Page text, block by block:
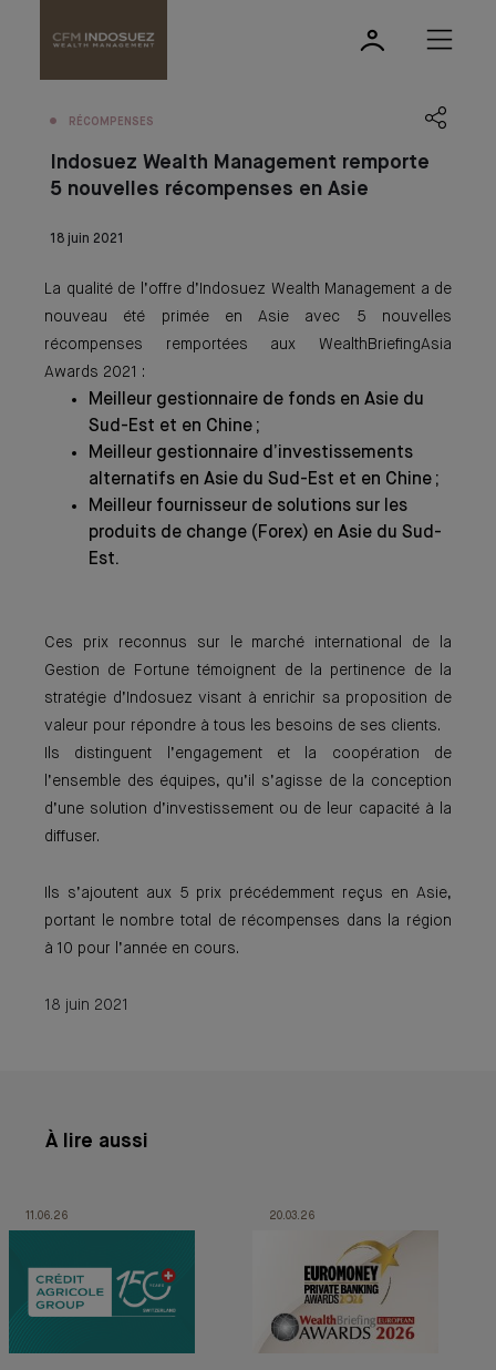
RÉCOMPENSES
Indosuez Wealth Management remporte
5 nouvelles récompenses en Asie
18 juin 2021
La qualité de l’offre d’Indosuez Wealth Management a de
nouveau été primée en Asie avec 5 nouvelles
récompenses remportées aux WealthBriefingAsia
Awards 2021 :
Meilleur gestionnaire de fonds en Asie du
Sud-Est et en Chine ;
Meilleur gestionnaire d’investissements
alternatifs en Asie du Sud-Est et en Chine ;
Meilleur fournisseur de solutions sur les
produits de change (Forex) en Asie du Sud-
Est.
Ces prix reconnus sur le marché international de la
Gestion de Fortune témoignent de la pertinence de la
stratégie d’Indosuez visant à enrichir sa proposition de
valeur pour répondre à tous les besoins de ses clients.
Ils distinguent l’engagement et la coopération de
l’ensemble des équipes, qu’il s’agisse de la conception
d’une solution d’investissement ou de leur capacité à la
diffuser.
Ils s’ajoutent aux 5 prix précédemment reçus en Asie,
portant le nombre total de récompenses dans la région
à 10 pour l’année en cours.
18 juin 2021
À lire aussi
11.06.26 20.03.26